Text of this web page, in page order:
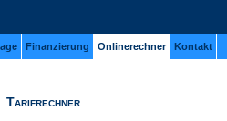
Finanzierung Onlinerechner Kontakt
Tarifrechner